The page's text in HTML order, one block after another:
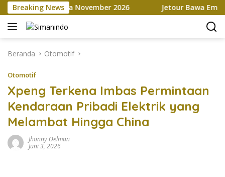
Langsung
ke
konten
Breaking News
hingga November 2026 Jetour Bawa Empat
Beranda Otomotif
Otomotif
Xpeng Terkena Imbas Permintaan
Kendaraan Pribadi Elektrik yang
Melambat Hingga China
Jhonny Oelman
Juni 3, 2026